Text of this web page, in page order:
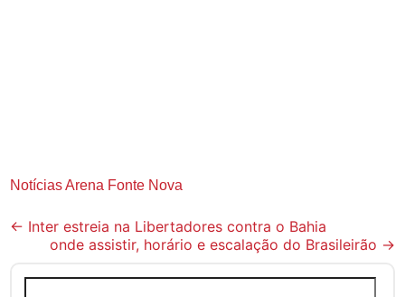
Notícias Arena Fonte Nova
Post
navigation
← Inter estreia na Libertadores contra o Bahia
onde assistir, horário e escalação do Brasileirão →